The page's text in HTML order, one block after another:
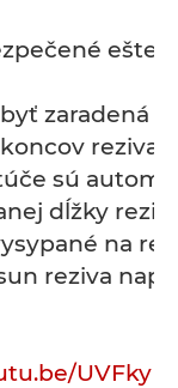
ešte
zaradená
reziva
sú
dĺžky
na
reziva